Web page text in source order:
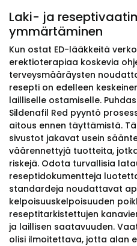
Laki- ja
ymmärtäminen
Kun ostat ED-lääkkeitä
erektioterapiaa koskevia
terveysmääräysten
resepti on edelleen
lailliselle ostamiselle.
Sildenafil Red pyyntö
aitous ennen täyttämistä.
sivustot jakavat usein
väärennettyjä tuotteita,
riskejä. Odota turvallisia
reseptidokumentteja
standardeja noudattavat
kelpoisuuskelpoisuuden
reseptitarkistettujen
ja laillisen saatavuuden.
olisi ilmoitettava, jotta alan